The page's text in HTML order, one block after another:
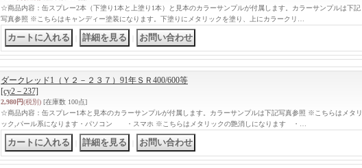
☆商品内容：缶スプレー2本（下塗り1本と上塗り1本）と見本のカラーサンプルが付属します。カラーサンプルは下記
写真参照 ※こちらはキャンディー塗装になります。下塗りにメタリックを塗り、上にカラークリ…
ダークレッド1（Ｙ２－２３７）91年ＳＲ400/600等
[cy2－237]
2,980円(税別) [在庫数 100点]
☆商品内容：缶スプレー1本と見本のカラーサンプルが付属します。カラーサンプルは下記写真参照 ※こちらはメタリ
ック,パール系になります・パソコン ・スマホ ※こちらはメタリックの艶消しになります ・…